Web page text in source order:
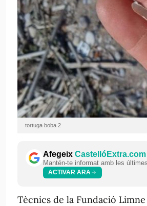
tortuga boba 2
Afegeix CastellóExtra.com
Mantén-te informat amb les
ACTIVAR ARA
Tècnics de la Fundació